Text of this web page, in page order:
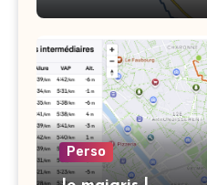
Perso